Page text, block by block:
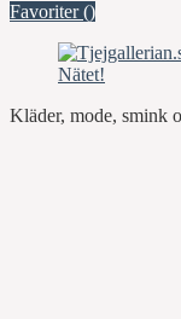
Favoriter ()
Kläder, mode, smink